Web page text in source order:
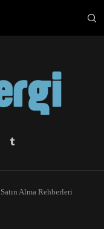
Satın Alma Rehberleri